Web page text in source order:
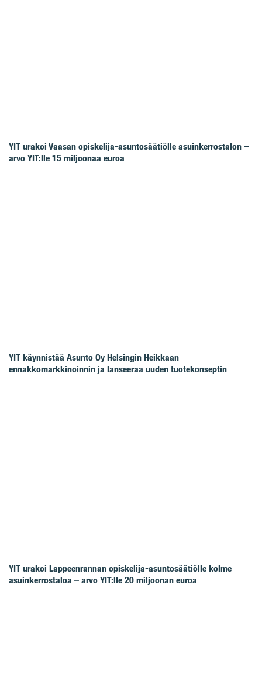
YIT urakoi Vaasan opiskelija-asuntosäätiölle asuinkerrostalon –
arvo YIT:lle 15 miljoonaa euroa
YIT käynnistää Asunto Oy Helsingin Heikkaan
ennakkomarkkinoinnin ja lanseeraa uuden tuotekonseptin
YIT urakoi Lappeenrannan opiskelija-asuntosäätiölle kolme
asuinkerrostaloa – arvo YIT:lle 20 miljoonan euroa